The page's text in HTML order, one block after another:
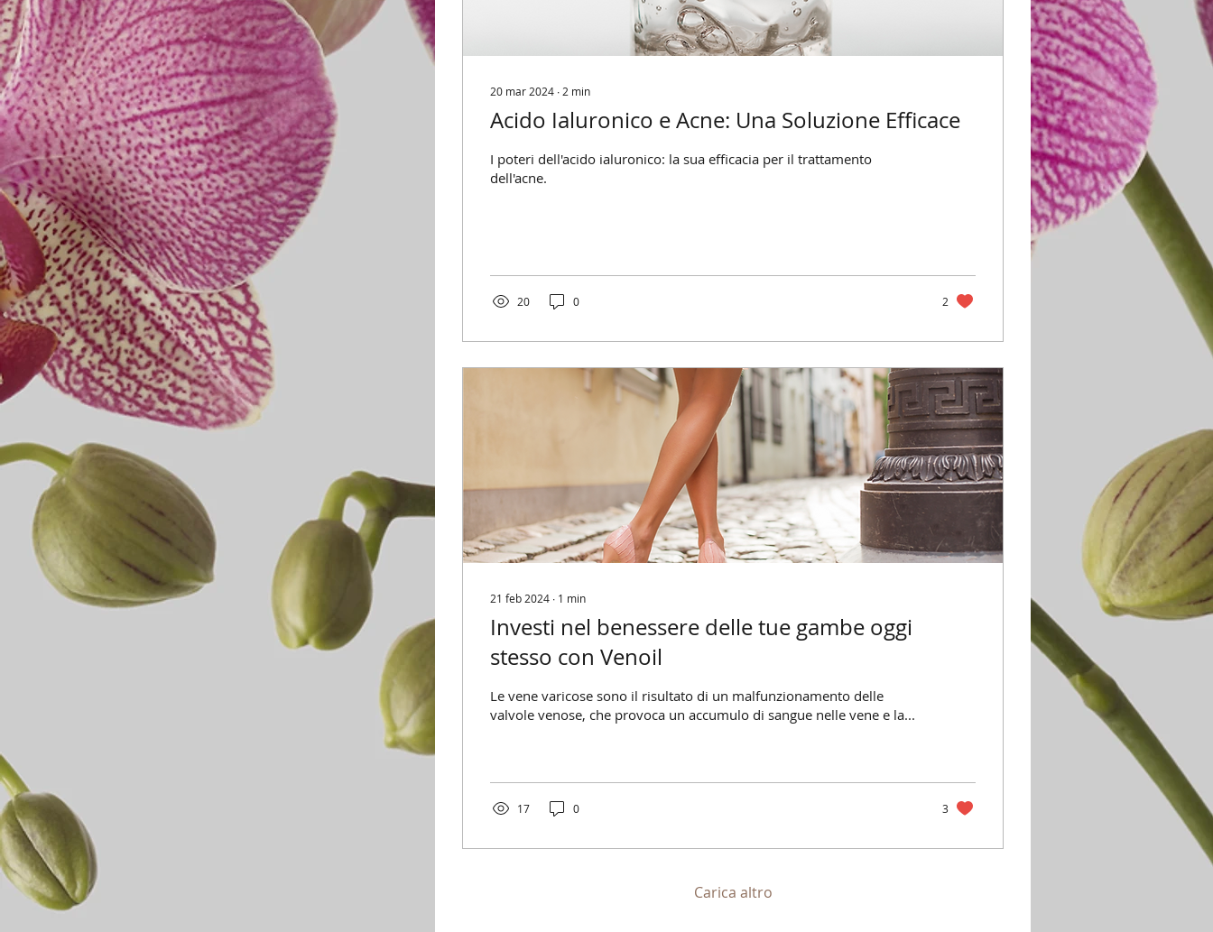
20 mar 2024 ∙ 2 min
Acido Ialuronico e Acne: Una Soluzione Efficace
I poteri dell'acido ialuronico: la sua efficacia per il trattamento
dell'acne.
20 0 2
21 feb 2024 ∙ 1 min
Investi nel benessere delle tue gambe oggi
stesso con Venoil
Le vene varicose sono il risultato di un malfunzionamento delle
valvole venose, che provoca un accumulo di sangue nelle vene e la...
17 0 3
Carica altro